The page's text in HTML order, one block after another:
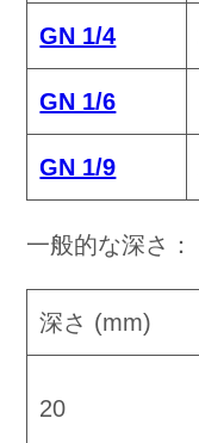
GN 1/4
GN 1/6
GN 1/9
一般的な深さ：
深さ (mm)
20